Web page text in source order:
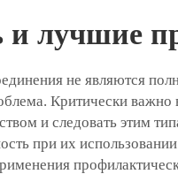
и лучшие
не являются
Критически важно
и следовать этим
при их